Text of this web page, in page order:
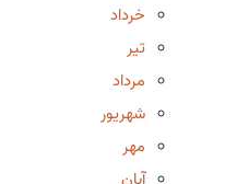
خرداد
تیر
مرداد
شهریور
مهر